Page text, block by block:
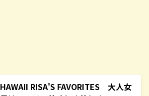
HAWAII RISA'S FAVORITES 大人女